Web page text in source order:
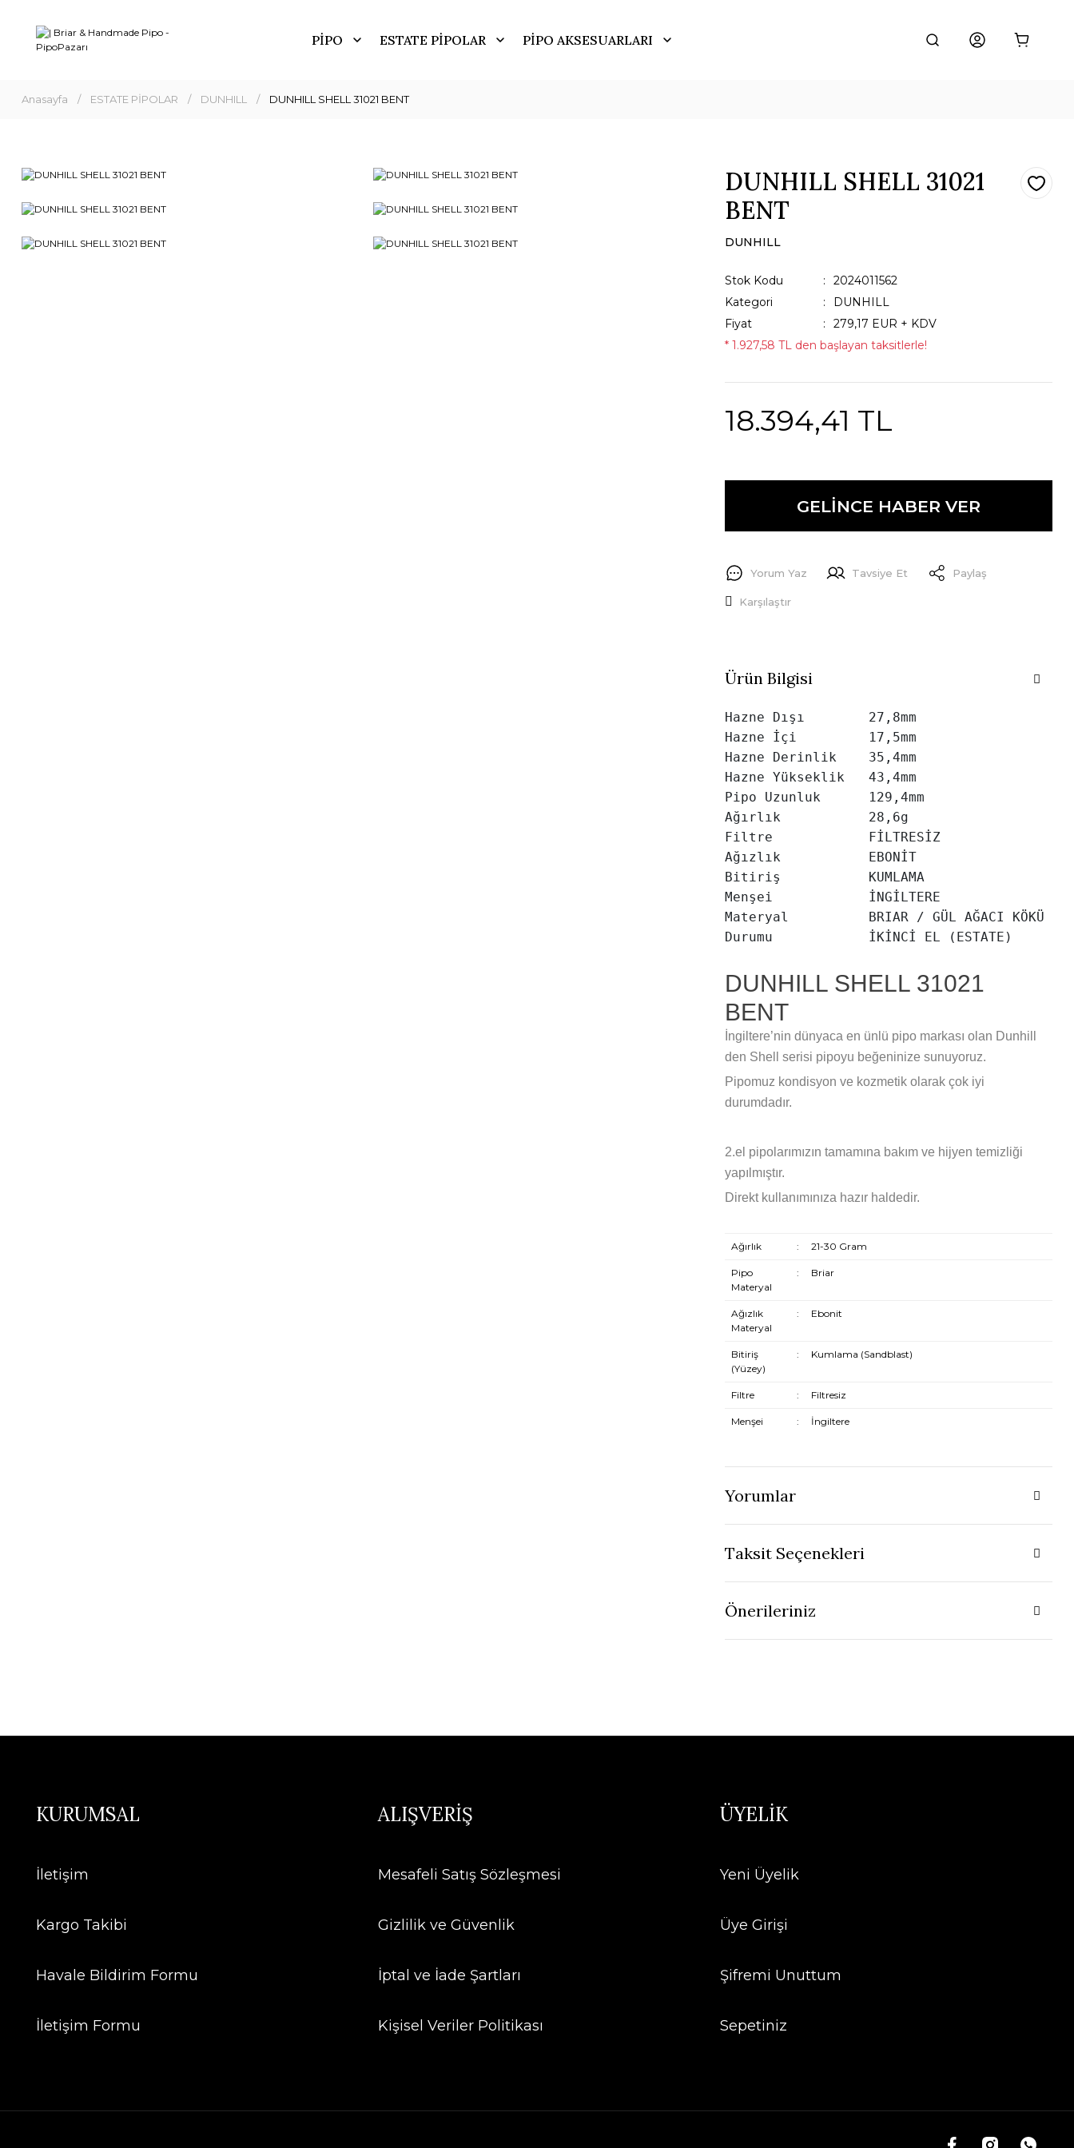
PİPO ESTATE PİPOLAR PİPO AKSESUARLARI
Anasayfa ESTATE PİPOLAR DUNHILL DUNHILL SHELL 31021 BENT
DUNHILL SHELL 31021
BENT
DUNHILL
Stok Kodu
2024011562
Kategori
DUNHILL
Fiyat
279,17 EUR + KDV
* 1.927,58 TL den başlayan taksitlerle!
18.394,41 TL
GELİNCE HABER VER
Yorum Yaz Tavsiye Et Paylaş
Karşılaştır
Ürün Bilgisi
Hazne Dışı        27,8mm
Hazne İçi         17,5mm
Hazne Derinlik    35,4mm
Hazne Yükseklik   43,4mm
Pipo Uzunluk      129,4mm
Ağırlık           28,6g
Filtre            FİLTRESİZ
Ağızlık           EBONİT
Bitiriş           KUMLAMA
Menşei            İNGİLTERE
Materyal          BRIAR / GÜL AĞACI KÖKÜ
DUNHILL SHELL 31021
BENT
İngiltere’nin dünyaca en ünlü pipo markası olan Dunhill
den Shell serisi pipoyu beğeninize sunuyoruz.
Pipomuz kondisyon ve kozmetik olarak çok iyi
durumdadır.
2.el pipolarımızın tamamına bakım ve hijyen temizliği
yapılmıştır.
Direkt kullanımınıza hazır haldedir.
Ağırlık : 21-30 Gram
Pipo
Materyal
: Briar
Ağızlık
Materyal
: Ebonit
Bitiriş
(Yüzey)
: Kumlama (Sandblast)
Filtre : Filtresiz
Menşei : İngiltere
Yorumlar
Taksit Seçenekleri
Önerileriniz
KURUMSAL
İletişim
Kargo Takibi
Havale Bildirim Formu
İletişim Formu
ALIŞVERİŞ
Mesafeli Satış Sözleşmesi
Gizlilik ve Güvenlik
İptal ve İade Şartları
Kişisel Veriler Politikası
ÜYELİK
Yeni Üyelik
Üye Girişi
Şifremi Unuttum
Sepetiniz